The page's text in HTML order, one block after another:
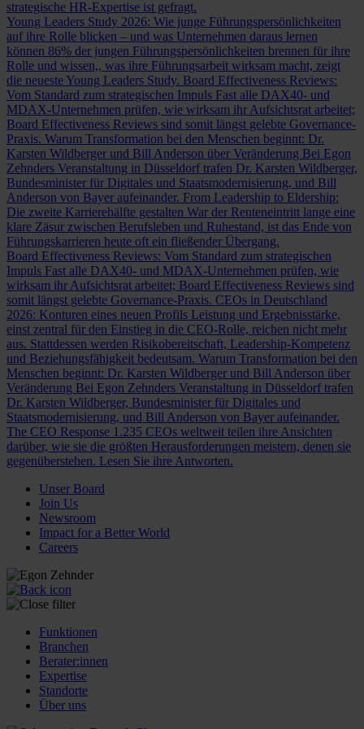
strategische HR-Expertise ist gefragt.
Young Leaders Study 2026: Wie junge Führungspersönlichkeiten
auf ihre Rolle blicken – und was Unternehmen daraus lernen
können 86% der jungen Führungspersönlichkeiten brennen für ihre
Rolle und wissen,, was ihre Führungsarbeit wirksam macht, zeigt
die neueste Young Leaders Study. Board Effectiveness Reviews:
Vom Standard zum strategischen Impuls Fast alle DAX40- und
MDAX-Unternehmen prüfen, wie wirksam ihr Aufsichtsrat arbeitet;
Board Effectiveness Reviews sind somit längst gelebte Governance-
Praxis. Warum Transformation bei den Menschen beginnt: Dr.
Karsten Wildberger und Bill Anderson über Veränderung Bei Egon
Zehnders Veranstaltung in Düsseldorf trafen Dr. Karsten Wildberger,
Bundesminister für Digitales und Staatsmodernisierung, und Bill
Anderson von Bayer aufeinander. From Leadership to Eldership:
Die zweite Karrierehälfte gestalten War der Renteneintritt lange eine
klare Zäsur zwischen Berufsleben und Ruhestand, ist das Ende von
Führungskarrieren heute oft ein fließender Übergang.
Board Effectiveness Reviews: Vom Standard zum strategischen
Impuls Fast alle DAX40- und MDAX-Unternehmen prüfen, wie
wirksam ihr Aufsichtsrat arbeitet; Board Effectiveness Reviews sind
somit längst gelebte Governance-Praxis. CEOs in Deutschland
2026: Konturen eines neuen Profils Leistung und Ergebnisstärke,
einst zentral für den Einstieg in die CEO-Rolle, reichen nicht mehr
aus. Stattdessen werden Risikobereitschaft, Leadership-Kompetenz
und Beziehungsfähigkeit bedeutsam. Warum Transformation bei den
Menschen beginnt: Dr. Karsten Wildberger und Bill Anderson über
Veränderung Bei Egon Zehnders Veranstaltung in Düsseldorf trafen
Dr. Karsten Wildberger, Bundesminister für Digitales und
Staatsmodernisierung, und Bill Anderson von Bayer aufeinander.
The CEO Response 1.235 CEOs weltweit teilen ihre Ansichten
darüber, wie sie die größten Herausforderungen meistern, denen sie
gegenüberstehen. Lesen Sie ihre Antworten.
Unser Board
Join Us
Newsroom
Impact for a Better World
Careers
Funktionen
Branchen
Berater:innen
Expertise
Standorte
Über uns